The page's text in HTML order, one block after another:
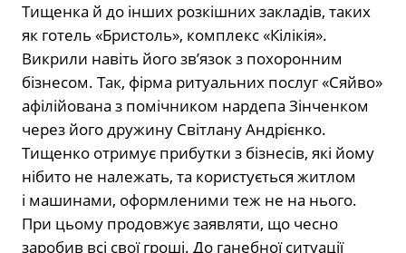
Тищенка й до інших розкішних закладів, таких
як готель «Бристоль», комплекс «Кілікія».
Викрили навіть його зв’язок з похоронним
бізнесом. Так, фірма ритуальних послуг «Сяйво»
афілійована з помічником нардепа Зінченком
через його дружину Світлану Андрієнко.
Тищенко отримує прибутки з бізнесів, які йому
нібито не належать, та користується житлом
і машинами, оформленими теж не на нього.
При цьому продовжує заявляти, що чесно
заробив всі свої гроші. До ганебної ситуації